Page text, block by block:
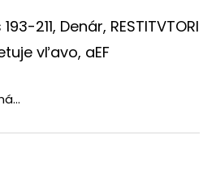
211, Denár, RESTITVTORI
vľavo, aEF
HĽADAŤ